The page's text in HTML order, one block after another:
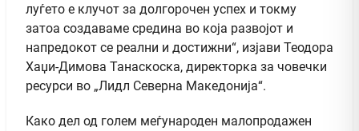
луѓето е клучот за долгорочен успех и токму
затоа создаваме средина во која развојот и
напредокот се реални и достижни“, изјави Теодора
Хаџи-Димова Танаскоска, директорка за човечки
ресурси во „Лидл Северна Македонија“.
Како дел од голем меѓународен малопродажен